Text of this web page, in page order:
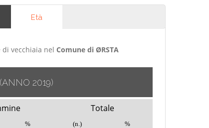
Età
vecchiaia nel Comune di ØRSTA
(ANNO 2019)
Totale
% (n.) %